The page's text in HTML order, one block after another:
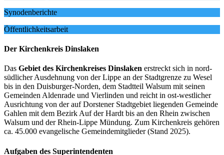
Synodenberichte
Öffentlichkeitsarbeit
Der Kirchenkreis Dinslaken
Das Gebiet des Kirchenkreises Dinslaken erstreckt sich in nord-
südlicher Ausdehnung von der Lippe an der Stadtgrenze zu Wesel
bis in den Duisburger-Norden, dem Stadtteil Walsum mit seinen
Gemeinden Aldenrade und Vierlinden und reicht in ost-westlicher
Ausrichtung von der auf Dorstener Stadtgebiet liegenden Gemeinde
Gahlen mit dem Bezirk Auf der Hardt bis an den Rhein zwischen
Walsum und der Rhein-Lippe Mündung. Zum Kirchenkreis gehören
ca. 45.000 evangelische Gemeindemitglieder (Stand 2025).
Aufgaben des Superintendenten